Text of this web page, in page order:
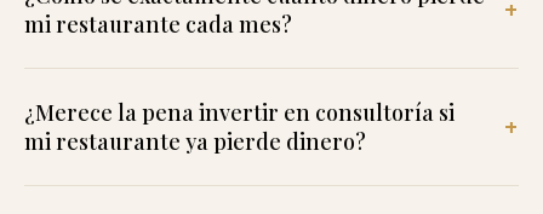
mi restaurante cada mes?
¿Merece la pena invertir en consultoría si
mi restaurante ya pierde dinero?